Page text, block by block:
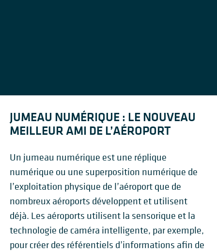
JUMEAU NUMÉRIQUE : LE NOUVEAU
MEILLEUR AMI DE L’AÉROPORT
Un jumeau numérique est une réplique
numérique ou une superposition numérique de
l’exploitation physique de l’aéroport que de
nombreux aéroports développent et utilisent
déjà. Les aéroports utilisent la sensorique et la
technologie de caméra intelligente, par exemple,
pour créer des référentiels d’informations afin de